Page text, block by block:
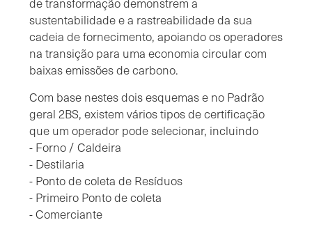
de transformação demonstrem a
sustentabilidade e a rastreabilidade da sua
cadeia de fornecimento, apoiando os operadores
na transição para uma economia circular com
baixas emissões de carbono.
Com base nestes dois esquemas e no Padrão
geral 2BS, existem vários tipos de certificação
que um operador pode selecionar, incluindo
- Forno / Caldeira
- Destilaria
- Ponto de coleta de Resíduos
- Primeiro Ponto de coleta
- Comerciante